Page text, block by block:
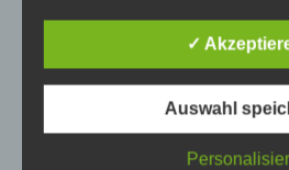
überprüft werden, ob die Dateneingabe
einem Kontaktformular) durch einen
automatisiertes Programm erfolgt.
das Verhalten des Websitebesuchers
Merkmale. Diese Analyse beginnt
Websitebesucher die Website betritt. Zur
reCAPTCHA verschiedene
Verweildauer des Websitebesuchers auf
sicherzustellen. Dennoch
Datenübertragungen
Sicherheitslücken aufweisen,
diesem Grund steht es jeder
personenbezogene Daten
Wegen, beispielsweise
✓
Auswahl